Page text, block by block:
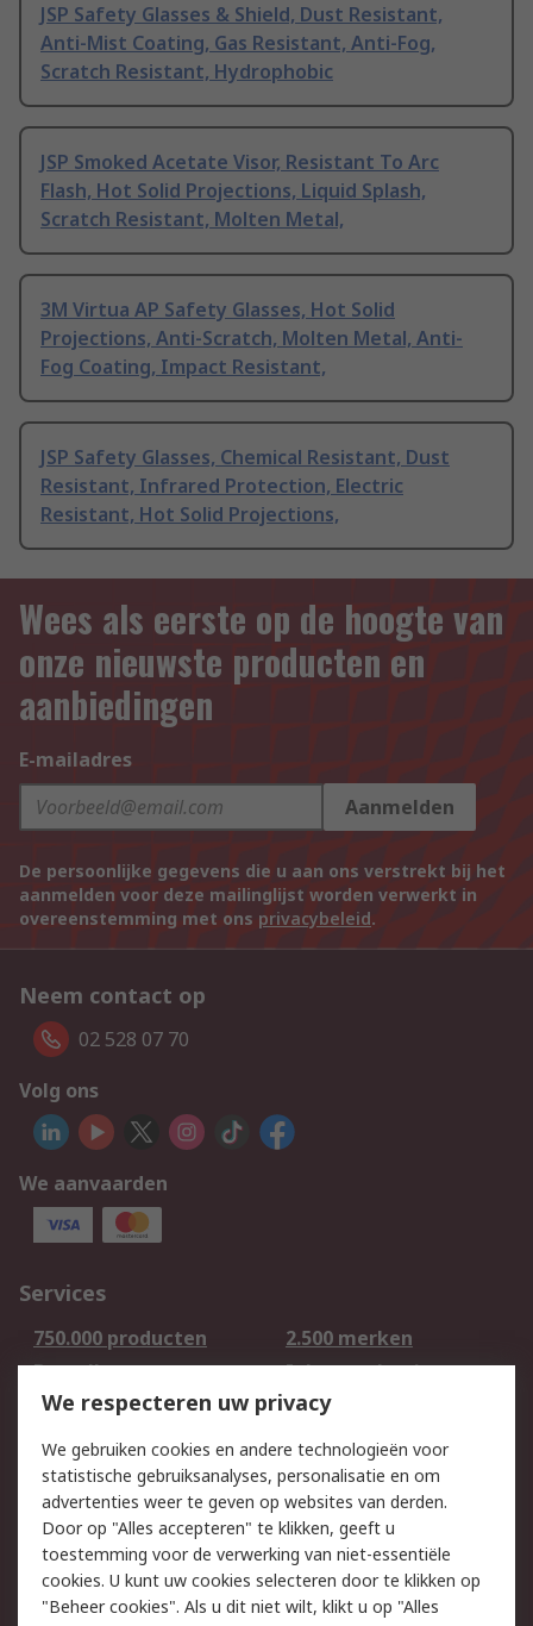
JSP Safety Glasses & Shield, Dust Resistant,
Anti-Mist Coating, Gas Resistant, Anti-Fog,
Scratch Resistant, Hydrophobic
JSP Smoked Acetate Visor, Resistant To Arc
Flash, Hot Solid Projections, Liquid Splash,
Scratch Resistant, Molten Metal,
3M Virtua AP Safety Glasses, Hot Solid
Projections, Anti-Scratch, Molten Metal, Anti-
Fog Coating, Impact Resistant,
JSP Safety Glasses, Chemical Resistant, Dust
Resistant, Infrared Protection, Electric
Resistant, Hot Solid Projections,
Wees als eerste op de hoogte van
onze nieuwste producten en
aanbiedingen
E-mailadres
Aanmelden
De persoonlijke gegevens die u aan ons verstrekt bij het
aanmelden voor deze mailinglijst worden verwerkt in
overeenstemming met ons privacybeleid.
Neem contact op
02 528 07 70
Volg ons
We aanvaarden
Services
750.000 producten
2.500 merken
Bestellen
Inkoopoplossingen
Retouren
Technisch advies
Track & Trace
Wettelijk
Cookiebeleid
Email veiligheid
Privacybeleid -
Bijgewerkt
Websitevoorwaarden
We respecteren uw privacy
We gebruiken cookies en andere technologieën voor
statistische gebruiksanalyses, personalisatie en om
advertenties weer te geven op websites van derden.
Door op "Alles accepteren" te klikken, geeft u
toestemming voor de verwerking van niet-essentiële
cookies. U kunt uw cookies selecteren door te klikken op
"Beheer cookies". Als u dit niet wilt, klikt u op "Alles